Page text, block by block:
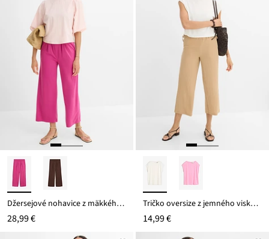
Džersejové nohavice z mäkkého viskózového mixu
28,99 €
Tričko oversize z jemného viskózového mixu
14,99 €